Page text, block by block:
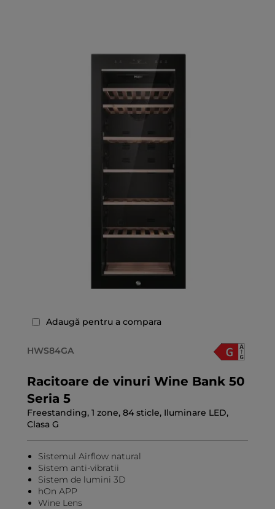
Adaugă pentru a compara
HWS84GA
Racitoare de vinuri Wine Bank 50
Seria 5
Freestanding, 1 zone, 84 sticle, Iluminare LED,
Clasa G
Sistemul Airflow natural
Sistem anti-vibratii
Sistem de lumini 3D
hOn APP
Wine Lens